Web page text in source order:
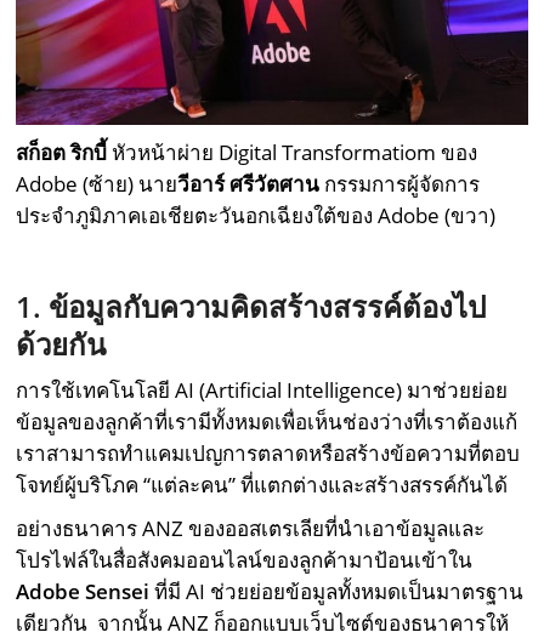
สก็อต ริกบี้ หัวหน้าผ่าย Digital Transformatiom ของ
Adobe (ซ้าย) นายวีอาร์ ศรีวัตศาน กรรมการผู้จัดการ
ประจำภูมิภาคเอเชียตะวันอกเฉียงใต้ของ Adobe (ขวา)
1. ข้อมูลกับความคิดสร้างสรรค์ต้องไป
ด้วยกัน
การใช้เทคโนโลยี AI (Artificial Intelligence) มาช่วยย่อย
ข้อมูลของลูกค้าที่เรามีทั้งหมดเพื่อเห็นช่องว่างที่เราต้องแก้
เราสามารถทำแคมเปญการตลาดหรือสร้างข้อความที่ตอบ
โจทย์ผู้บริโภค “แต่ละคน” ที่แตกต่างและสร้างสรรค์กันได้
อย่างธนาคาร ANZ ของออสเตรเลียที่นำเอาข้อมูลและ
โปรไฟล์ในสื่อสังคมออนไลน์ของลูกค้ามาป้อนเข้าใน
Adobe Sensei ที่มี AI ช่วยย่อยข้อมูลทั้งหมดเป็นมาตรฐาน
เดียวกัน จากนั้น ANZ ก็ออกแบบเว็บไซต์ของธนาคารให้